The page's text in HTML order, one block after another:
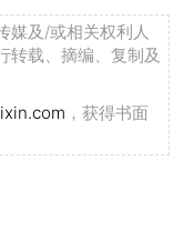
媒及/或相关权利人
转载、摘编、复制及
，获得书面